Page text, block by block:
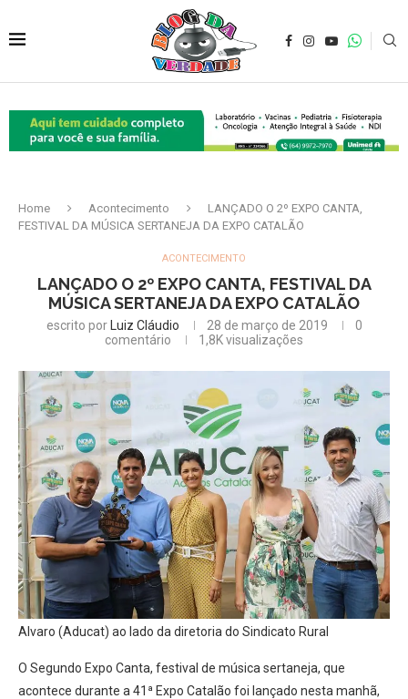
Home Acontecimento
LANÇADO O 2º EXPO CANTA,
FESTIVAL DA MÚSICA SERTANEJA DA EXPO CATALÃO
ACONTECIMENTO
LANÇADO O 2º EXPO CANTA, FESTIVAL DA
MÚSICA SERTANEJA DA EXPO CATALÃO
escrito por Luiz Cláudio 28 de março de 2019
0
comentário
1,8Kvisualizações
Alvaro (Aducat) ao lado da diretoria do Sindicato Rural
O Segundo Expo Canta, festival de música sertaneja, que
acontece durante a 41ª Expo Catalão foi lançado nesta manhã,